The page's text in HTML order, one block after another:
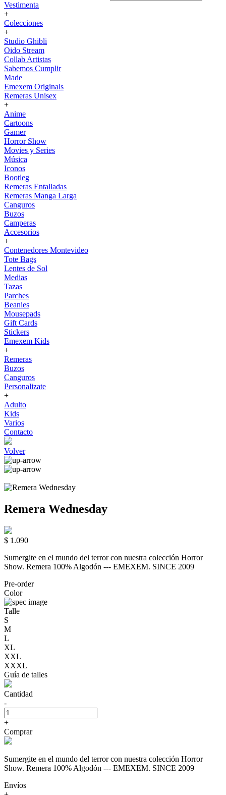
Vestimenta
+
Colecciones
+
Studio Ghibli
Oido Stream
Collab Artistas
Sabemos Cumplir
Made
Emexem Originals
Remeras Unisex
+
Anime
Cartoons
Gamer
Horror Show
Movies y Series
Música
Iconos
Bootleg
Remeras Entalladas
Remeras Manga Larga
Canguros
Buzos
Camperas
Accesorios
+
Contenedores Montevideo
Tote Bags
Lentes de Sol
Medias
Tazas
Parches
Beanies
Mousepads
Gift Cards
Stickers
Emexem Kids
+
Remeras
Buzos
Canguros
Personalizate
+
Adulto
Kids
Varios
Contacto
Volver
Remera Wednesday
$ 1.090
Sumergite en el mundo del terror con nuestra colección Horror
Show. Remera 100% Algodón --- EMEXEM. SINCE 2009
Pre-order
Color
Talle
S
M
L
XL
XXL
XXXL
Guía de talles
Cantidad
-
+
Comprar
Sumergite en el mundo del terror con nuestra colección Horror
Show. Remera 100% Algodón --- EMEXEM. SINCE 2009
Envíos